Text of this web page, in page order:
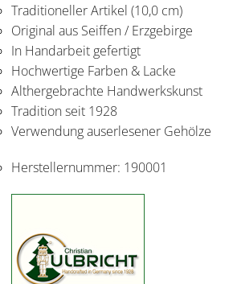
Traditioneller Artikel (10,0 cm)
Original aus Seiffen / Erzgebirge
In Handarbeit gefertigt
Hochwertige Farben & Lacke
Althergebrachte Handwerkskunst
Tradition seit 1928
Verwendung auserlesener Gehölze
Herstellernummer: 190001